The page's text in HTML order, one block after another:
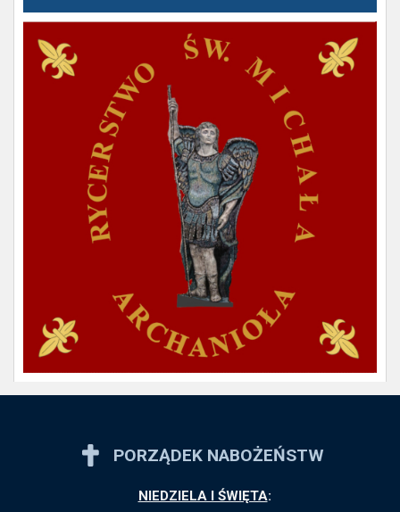
PORZĄDEK NABOŻEŃSTW
NIEDZIELA I ŚWIĘTA: